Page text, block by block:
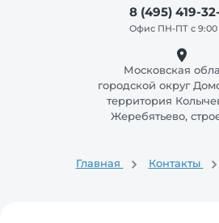
8 (495) 419-32-
Офис ПН-ПТ с 9:00
Московская
городской округ
территория
Жеребятьево,
Главная Контакты